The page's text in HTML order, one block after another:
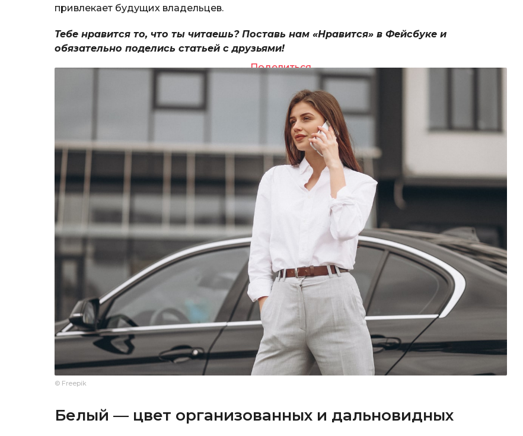
привлекает будущих владельцев.
Тебе нравится то, что ты читаешь? Поставь нам «Нравится» в Фейсбуке и
обязательно поделись статьей с друзьями!
Поделиться
© Freepik
Белый — цвет организованных и дальновидных